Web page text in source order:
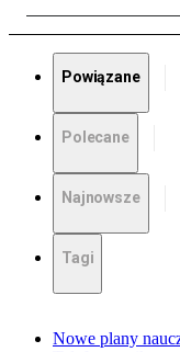
Powiązane
Polecane
Najnowsze
Tagi
Nowe plany